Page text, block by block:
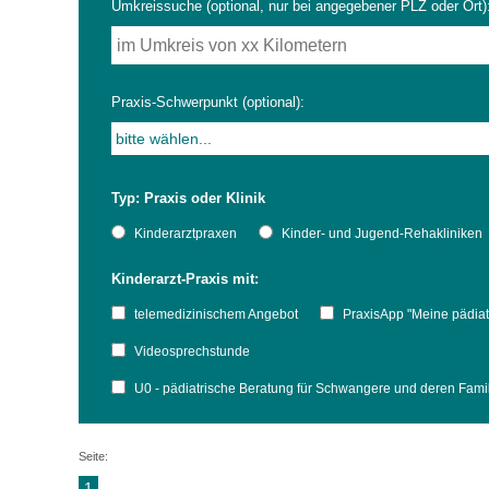
Impfsicherheit
Notdienste
Empfehlungen
Familienzeit
Umkreissuche (optional, nur bei angegebener PLZ oder Ort):
Praxis-Schwerpunkt (optional):
Typ: Praxis oder Klinik
Kinderarztpraxen Kinder- und Jugend-Rehakliniken
Kinderarzt-Praxis mit:
telemedizinischem Angebot PraxisApp "Meine
Videosprechstunde
U0 - pädiatrische Beratung für Schwangere und deren
Seite: